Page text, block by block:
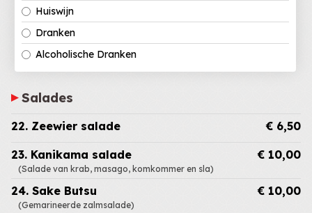
Huiswijn
Dranken
Alcoholische Dranken
Salades
22. Zeewier salade € 6,50
23. Kanikama salade
(Salade van krab, masago, komkommer en sla)
€ 10,00
24. Sake Butsu
(Gemarineerde zalmsalade)
€ 10,00